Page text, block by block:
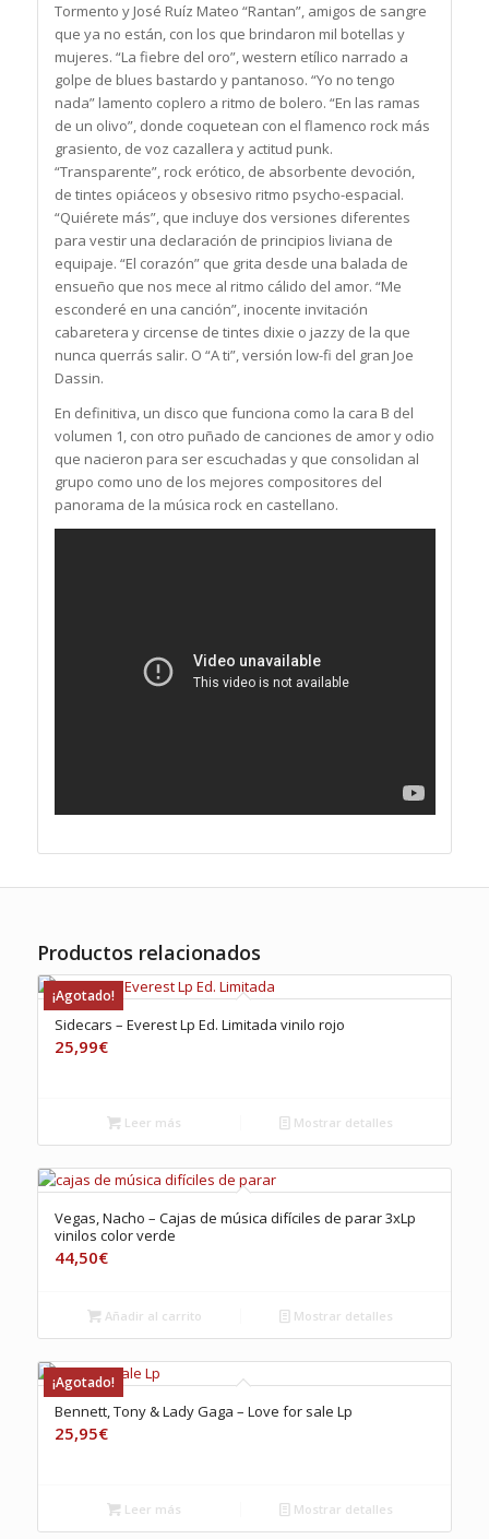
Tormento y José Ruíz Mateo “Rantan”, amigos de sangre
que ya no están, con los que brindaron mil botellas y
mujeres. “La fiebre del oro”, western etílico narrado a
golpe de blues bastardo y pantanoso. “Yo no tengo
nada” lamento coplero a ritmo de bolero. “En las ramas
de un olivo”, donde coquetean con el flamenco rock más
grasiento, de voz cazallera y actitud punk.
“Transparente”, rock erótico, de absorbente devoción,
de tintes opiáceos y obsesivo ritmo psycho-espacial.
“Quiérete más”, que incluye dos versiones diferentes
para vestir una declaración de principios liviana de
equipaje. “El corazón” que grita desde una balada de
ensueño que nos mece al ritmo cálido del amor. “Me
esconderé en una canción”, inocente invitación
cabaretera y circense de tintes dixie o jazzy de la que
nunca querrás salir. O “A ti”, versión low-fi del gran Joe
Dassin.
En definitiva, un disco que funciona como la cara B del
volumen 1, con otro puñado de canciones de amor y odio
que nacieron para ser escuchadas y que consolidan al
grupo como uno de los mejores compositores del
panorama de la música rock en castellano.
Productos relacionados
¡Agotado!
Sidecars – Everest Lp Ed. Limitada vinilo rojo
25,99€
Leer más Mostrar detalles
Vegas, Nacho – Cajas de música difíciles de parar 3xLp
vinilos color verde
44,50€
Añadir al carrito Mostrar detalles
¡Agotado!
Bennett, Tony & Lady Gaga – Love for sale Lp
25,95€
Leer más Mostrar detalles